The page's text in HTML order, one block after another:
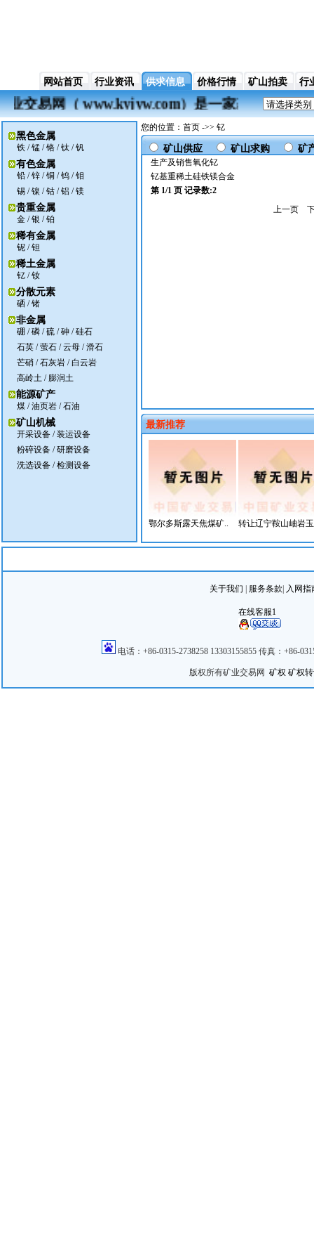
网站首页 行业资讯 供求信息 价格行情 矿山拍卖 行
业交易网（ www.kyjyw.com）是一家基于中国矿
黑色金属
铁 /锰 /铬 /钛 /钒
有色金属
铅 /锌 /铜 /钨 /钼
锡 /镍 /钴 /铝 /镁
贵重金属
金 /银 / 铂
稀有金属
铌 /钽
稀土金属
钇 /钕
分散元素
硒 /锗
非金属
硼 /磷 /硫 /砷 /硅石
石英 /萤石 /云母 /滑石
芒硝 /石灰岩 /白云岩
高岭土 / 膨润土
能源矿产
煤 / 油页岩 /石油
矿山机械
开采设备 /装运设备
粉碎设备 /研磨设备
洗选设备 /检测设备
您的位置：首页 ->> 钇
矿山供应 矿山求购 矿
生产及销售氧化钇
钇基重稀土硅铁镁合金
第 1/1 页 记录数:2
上一页
最新推荐
鄂尔多斯露天焦煤矿.. 转让辽宁鞍山岫岩
关于我们 服务条款 入网指
在线客服1
电话：+86-0315-2738258 13303155855 传真：+86-
版权所有矿业交易网矿权 矿权